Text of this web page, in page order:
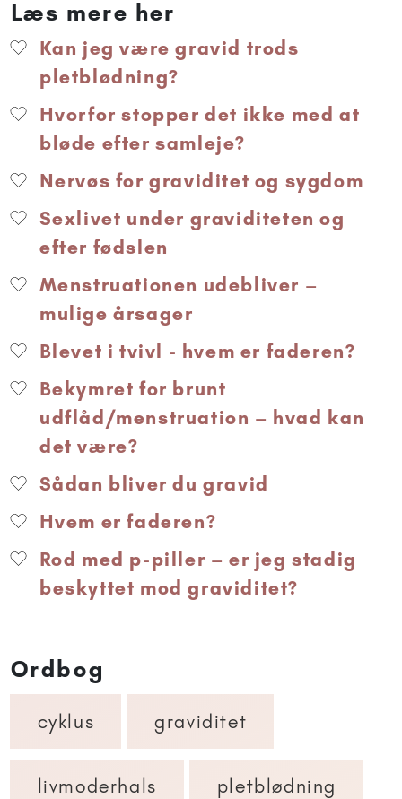
Læs mere her
Kan jeg være gravid trods
pletblødning?
Hvorfor stopper det ikke med at
bløde efter samleje?
Nervøs for graviditet og sygdom
Sexlivet under graviditeten og
efter fødslen
Menstruationen udebliver –
mulige årsager
Blevet i tvivl - hvem er faderen?
Bekymret for brunt
udflåd/menstruation – hvad kan
det være?
Sådan bliver du gravid
Hvem er faderen?
Rod med p-piller – er jeg stadig
beskyttet mod graviditet?
Ordbog
cyklus graviditet
livmoderhals pletblødning